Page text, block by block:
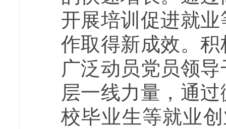
开展培训促进就
作取得新成效。
广泛动员党员领
层一线力量，通
校毕业生等就业